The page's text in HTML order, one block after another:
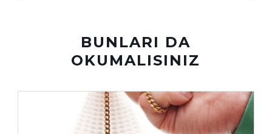
BUNLARI DA
OKUMALISINIZ